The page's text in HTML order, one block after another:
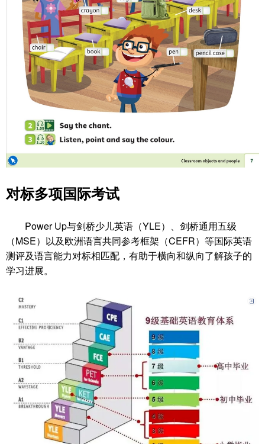
对标多项国际考试
Power Up与剑桥少儿英语（YLE）、剑桥通用五级
（MSE）以及欧洲语言共同参考框架（CEFR）等国际英语
测评及语言能力对标相匹配，有助于横向和纵向了解孩子的
学习进展。